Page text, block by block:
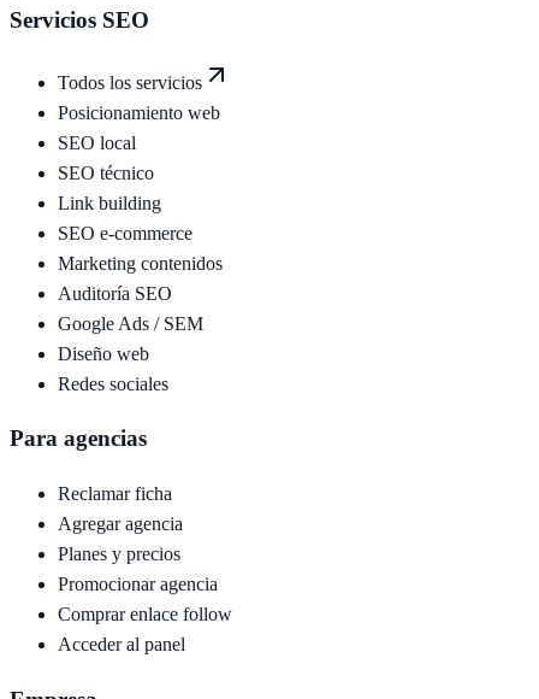
Servicios SEO
Todos los servicios
Posicionamiento web
SEO local
SEO técnico
Link building
SEO e-commerce
Marketing contenidos
Auditoría SEO
Google Ads / SEM
Diseño web
Redes sociales
Para agencias
Reclamar ficha
Agregar agencia
Planes y precios
Promocionar agencia
Comprar enlace follow
Acceder al panel